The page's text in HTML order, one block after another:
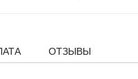
ОТЗЫВЫ